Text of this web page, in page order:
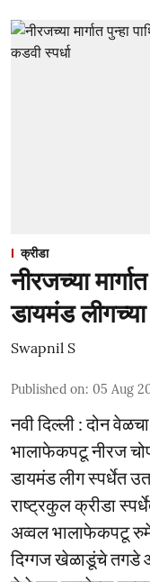
क्रीडा
नीरजच्या
डायमंड लीगच्या
Swapnil S
Published on: 05 Aug
नवी दिल्ली : दोन
भालाफेकपटू नीरज
डायमंड लीग स्पर्धेत
राष्ट्रकुल क्रीडा
अव्वल भालाफेकपटू
दिग्गज खेळाडूंचे तगडे